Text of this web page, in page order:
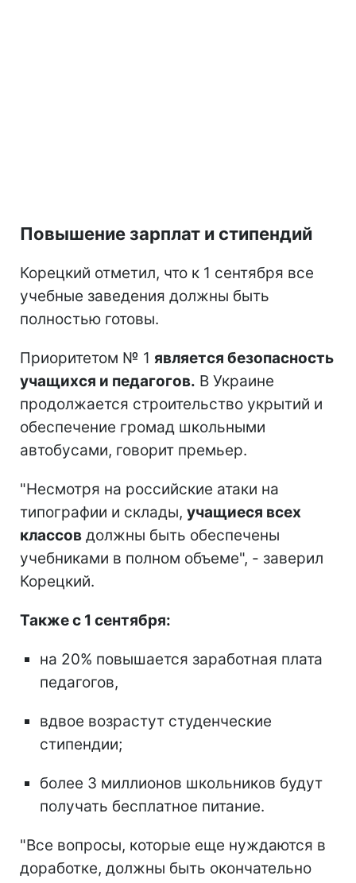
Повышение зарплат и стипендий
Корецкий отметил, что к 1 сентября все
учебные заведения должны быть
полностью готовы.
Приоритетом № 1 является безопасность
учащихся и педагогов. В Украине
продолжается строительство укрытий и
обеспечение громад школьными
автобусами, говорит премьер.
"Несмотря на российские атаки на
типографии и склады, учащиеся всех
классов должны быть обеспечены
учебниками в полном объеме", - заверил
Корецкий.
Также с 1 сентября:
на 20% повышается заработная плата
педагогов,
вдвое возрастут студенческие
стипендии;
более 3 миллионов школьников будут
получать бесплатное питание.
"Все вопросы, которые еще нуждаются в
доработке, должны быть окончательно